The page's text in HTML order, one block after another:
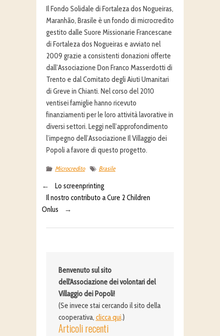
Il Fondo Solidale di Fortaleza dos Nogueiras,
Maranhão, Brasile è un fondo di microcredito
gestito dalle Suore Missionarie Francescane
di Fortaleza dos Nogueiras e avviato nel
2009 grazie a consistenti donazioni offerte
dall’Associazione Don Franco Masserdotti di
Trento e dal Comitato degli Aiuti Umanitari
di Greve in Chianti. Nel corso del 2010
ventisei famiglie hanno ricevuto
finanziamenti per le loro attività lavorative in
diversi settori. Leggi nell’approfondimento
l’impegno dell’Associazione Il Villaggio dei
Popoli a favore di questo progetto.
Microcredito Brasile
←
Lo screenprinting
Il nostro contributo a Cure 2 Children
Onlus
→
Benvenuto sul sito
dell'Associazione dei volontari del
Villaggio dei Popoli!
(Se invece stai cercando il sito della
cooperativa, clicca qui.)
Articoli recenti